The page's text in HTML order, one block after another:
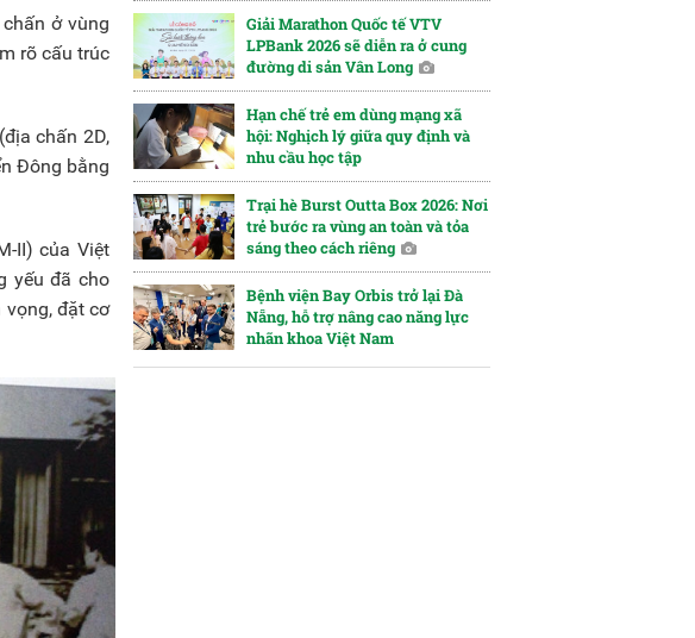
ở vùng
rõ cấu trúc
chấn 2D,
Đông bằng
II) của Việt
yếu đã cho
vọng, đặt cơ
Giải Marathon Quốc tế VTV
LPBank 2026 sẽ diễn ra ở cung
đường di sản Vân Long
Hạn chế trẻ em dùng mạng xã
hội: Nghịch lý giữa quy định và
nhu cầu học tập
Trại hè Burst Outta Box 2026: Nơi
trẻ bước ra vùng an toàn và tỏa
sáng theo cách riêng
Bệnh viện Bay Orbis trở lại Đà
Nẵng, hỗ trợ nâng cao năng lực
nhãn khoa Việt Nam